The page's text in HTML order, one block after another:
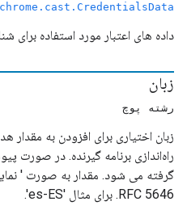
chrome.cast.CredentialsData
داده های اعتبار مورد استفاده برای
زبان
رشته پوچ
راه‌اندازی برنامه گیرنده. در صورت
گرفته می شود. مقدار به صورت '
RFC 5646. برای مثال 'es-ES'.